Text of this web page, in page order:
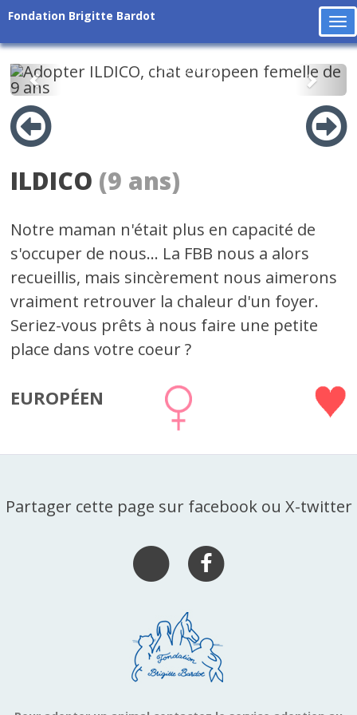
Fondation Brigitte Bardot
Précédent
ILDICO (9 ans)
Notre maman n'était plus en capacité de
s'occuper de nous... La FBB nous a alors
recueillis, mais sincèrement nous aimerons
vraiment retrouver la chaleur d'un foyer.
Seriez-vous prêts à nous faire une petite
place dans votre coeur ?
EUROPÉEN
Partager cette page sur facebook ou X-twitter